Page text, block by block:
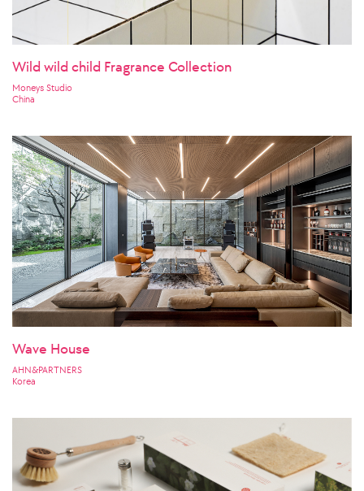
Wild wild child Fragrance Collection
Moneys Studio
China
Wave House
AHN&PARTNERS
Korea